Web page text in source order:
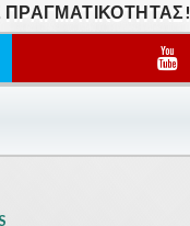
ΠΡΑΓΜΑΤΙΚΟΤΗΤΑΣ!